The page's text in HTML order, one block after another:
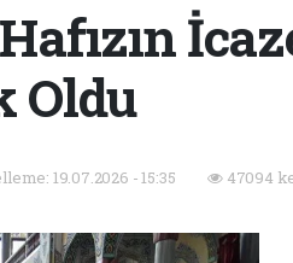
Oldu
19.07.2026 - 15:35 47094